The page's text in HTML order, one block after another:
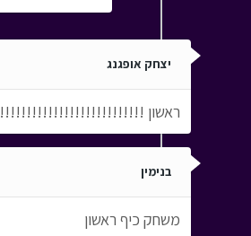
יצחק אופגנג
ראשון !!!!!!!!!!!!!!!!!!!!!!!!!!!
בנימין
משחק כיף ראשון